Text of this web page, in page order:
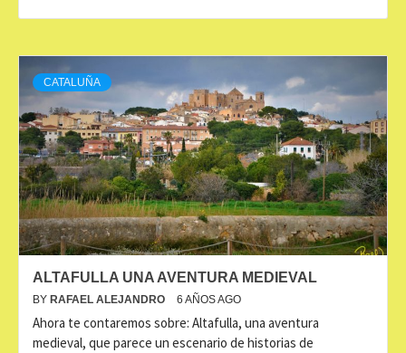
CATALUÑA
ALTAFULLA UNA AVENTURA MEDIEVAL
BY RAFAEL ALEJANDRO 6 AÑOS AGO
Ahora te contaremos sobre: Altafulla, una aventura
medieval, que parece un escenario de historias de